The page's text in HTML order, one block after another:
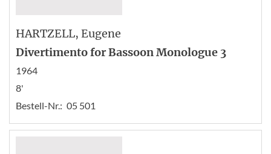
HARTZELL, Eugene
Divertimento for Bassoon Monologue 3
1964
8'
Bestell-Nr.: 05 501